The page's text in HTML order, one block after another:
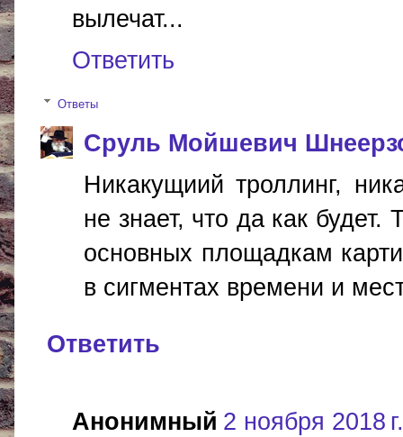
вылечат...
Ответить
Ответы
Сруль Мойшевич
Никакущиий троллинг,
не знает, что да как будет.
основных площадкам
в сигментах времени и
Ответить
Анонимный 2 ноября 2018